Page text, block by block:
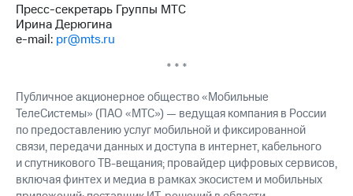
Пресс-секретарь Группы МТС
Ирина Дерюгина
e-mail: pr@mts.ru
* * *
Публичное акционерное общество «Мобильные
ТелеСистемы» (ПАО «МТС») — ведущая компания в России
по предоставлению услуг мобильной и фиксированной
связи, передачи данных и доступа в интернет, кабельного
и спутникового ТВ-вещания; провайдер цифровых сервисов,
включая финтех и медиа в рамках экосистем и мобильных